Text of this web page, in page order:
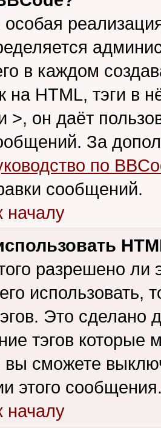
особая
в каждом
на HTML, тэги в
>, он даёт
За
по
сообщений.
началу
разрешено
использовать,
Это сделано
тэгов
вы сможете
этого
началу